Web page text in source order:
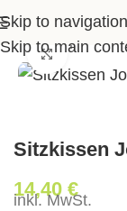
Skip to navigation
Skip to main
>Shop>
Klick
Sitzkissen
14,40 €
inkl. MwSt.